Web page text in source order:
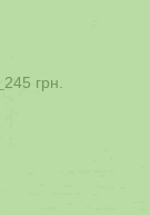
245 грн.